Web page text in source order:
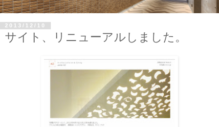
2013/12/10
サイト、リニューアルしました。